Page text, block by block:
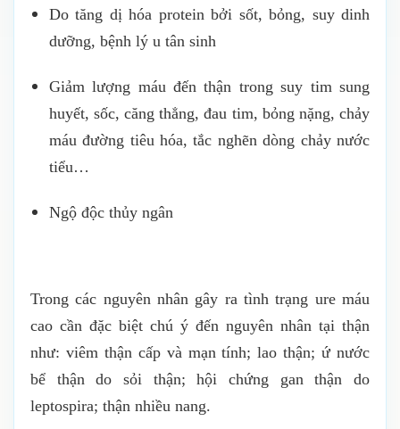
Do tăng dị hóa protein bởi sốt, bỏng, suy dinh
dưỡng, bệnh lý u tân sinh
Giảm lượng máu đến thận trong suy tim sung
huyết, sốc, căng thẳng, đau tim, bỏng nặng, chảy
máu đường tiêu hóa, tắc nghẽn dòng chảy nước
tiểu…
Ngộ độc thủy ngân
Trong các nguyên nhân gây ra tình trạng ure máu
cao cần đặc biệt chú ý đến nguyên nhân tại thận
như: viêm thận cấp và mạn tính; lao thận; ứ nước
bể thận do sỏi thận; hội chứng gan thận do
leptospira; thận nhiều nang.